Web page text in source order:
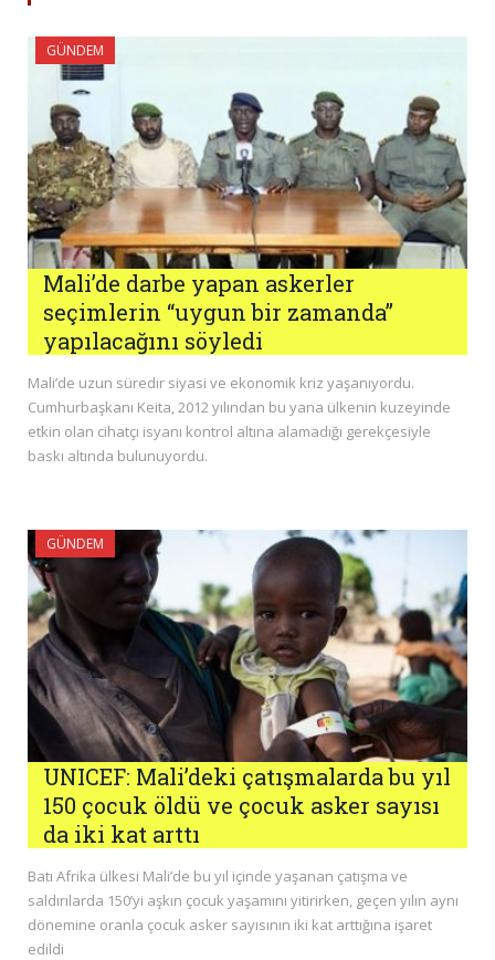
GÜNDEM
Mali’de darbe yapan askerler
seçimlerin “uygun bir zamanda”
yapılacağını söyledi
Mali’de uzun süredir siyasi ve ekonomik kriz yaşanıyordu.
Cumhurbaşkanı Keita, 2012 yılından bu yana ülkenin kuzeyinde
etkin olan cihatçı isyanı kontrol altına alamadığı gerekçesiyle
baskı altında bulunuyordu.
GÜNDEM
UNICEF: Mali’deki çatışmalarda bu yıl
150 çocuk öldü ve çocuk asker sayısı
da iki kat arttı
Batı Afrika ülkesi Mali’de bu yıl içinde yaşanan çatışma ve
saldırılarda 150’yi aşkın çocuk yaşamını yitirirken, geçen yılın aynı
dönemine oranla çocuk asker sayısının iki kat arttığına işaret
edildi